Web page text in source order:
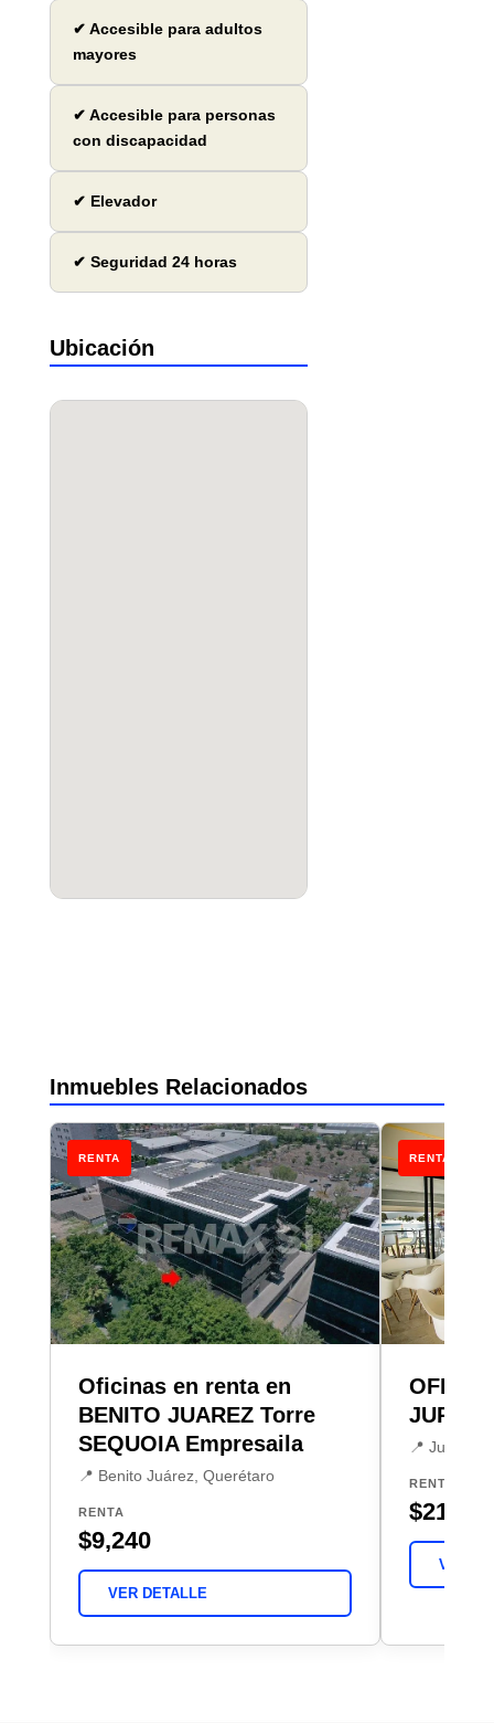
✔ Accesible para adultos
mayores
✔ Accesible para personas
con discapacidad
✔ Elevador
✔ Seguridad 24 horas
Ubicación
Inmuebles Relacionados
RENTA
Oficinas en renta en
BENITO JUAREZ Torre
SEQUOIA Empresaila
📍 Benito Juárez, Querétaro
RENTA
$9,240
VER DETALLE
RENTA
JURICA
📍 Jurica,
RENTA
$21,824
VER